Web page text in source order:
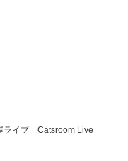
ライブ Catsroom Live